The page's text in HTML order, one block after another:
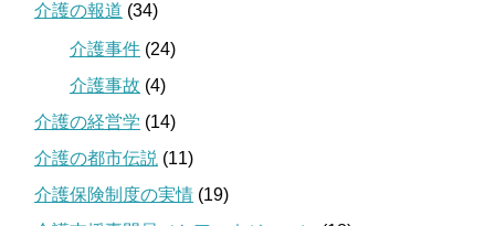
介護の報道 (34)
介護事件 (24)
介護事故 (4)
介護の経営学 (14)
介護の都市伝説 (11)
介護保険制度の実情 (19)